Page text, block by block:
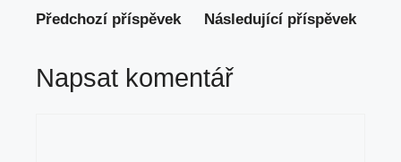
Předchozí příspěvek Následující příspěvek
Napsat komentář